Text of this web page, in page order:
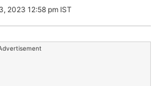
2023 12:58 pm IST